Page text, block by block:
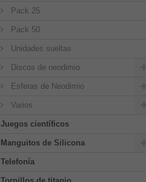
Pack 25
Pack 50
Unidades sueltas
Discos de neodimio
Esferas de Neodimio
Varios
Juegos científicos
Manguitos de Silicona
Telefonía